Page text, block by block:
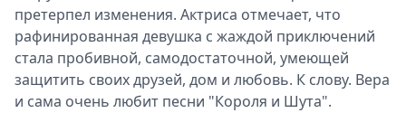
претерпел изменения. Актриса отмечает, что
рафинированная девушка с жаждой приключений
стала пробивной, самодостаточной, умеющей
защитить своих друзей, дом и любовь. К слову. Вера
и сама очень любит песни "Короля и Шута".